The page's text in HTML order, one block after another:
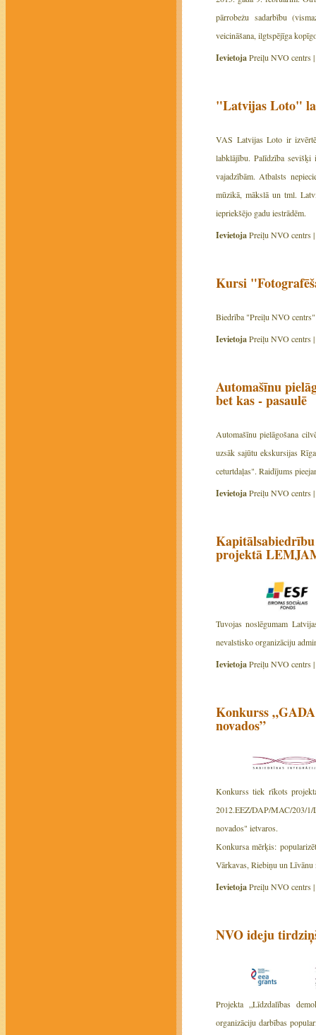
pārrobežu sadarbību
veicināšana, ilgtspējīga
IevietojaPreiļu NVO centrs |
"Latvijas Loto"
VAS Latvijas Loto ir
labklājību. Palīdzība sevišķi
vajadzībām. Atbalsts
mūzikā, mākslā un tml.
iepriekšējo gadu iestrādēm.
IevietojaPreiļu NVO centrs |
Kursi
Biedrība "Preiļu NVO
IevietojaPreiļu NVO centrs |
Automašīnu
bet kas - pasaulē
Automašīnu pielāgošana
uzsāk sajūtu ekskursijas
ceturtdaļas". Raidījums
IevietojaPreiļu NVO centrs |
projektā
Tuvojas noslēgumam
nevalstisko organizāciju
IevietojaPreiļu NVO centrs |
Konkurss
novados”
Konkurss tiek rīkots
2012.EEZ/DAP/MAC/203/
novados" ietvaros.
Konkursa mērķis:
Vārkavas, Riebiņu un Līvānu
IevietojaPreiļu NVO centrs |
NVO ideju
Projekta „Līdzdalības
organizāciju darbības